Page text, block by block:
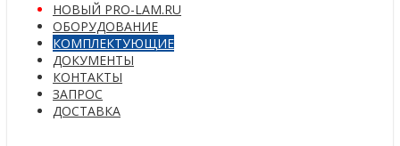
НОВЫЙ PRO-LAM.RU
ОБОРУДОВАНИЕ
КОМПЛЕКТУЮЩИЕ
ДОКУМЕНТЫ
КОНТАКТЫ
ЗАПРОС
ДОСТАВКА